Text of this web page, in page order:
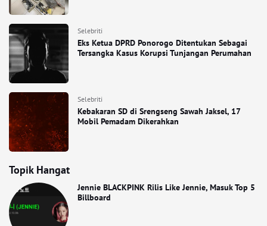
Selebriti
Eks Ketua DPRD Ponorogo Ditentukan Sebagai
Tersangka Kasus Korupsi Tunjangan Perumahan
Selebriti
Kebakaran SD di Srengseng Sawah Jaksel, 17
Mobil Pemadam Dikerahkan
Topik Hangat
Jennie BLACKPINK Rilis Like Jennie, Masuk Top 5
Billboard